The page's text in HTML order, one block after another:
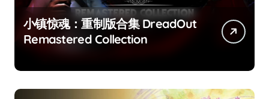
小镇惊魂：重制版合集 DreadOut
Remastered Collection